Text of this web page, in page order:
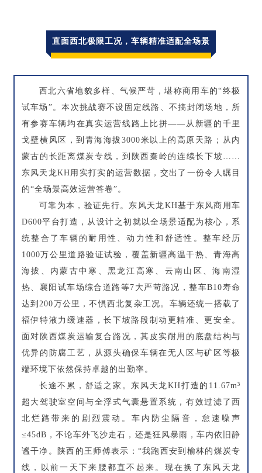
直面西北极限工况，车辆精准适配全场景
西北六省地貌多样、气候严苛，堪称商用车的“终极
试车场”。本次挑战赛不设固定线路、不搞封闭场地，所
有参赛车辆均在真实运营线路上比拼——从新疆的千里
戈壁横风区，到青海海拔3000米以上的高原天路；从内
蒙古的长距离煤炭专线，到陕西秦岭的连续长下坡……
东风天龙KH用实打实的运营数据，交出了一份令人瞩目
的“全场景高效运营答卷”。
可靠为本，验证先行。东风天龙KH基于东风商用车
D600平台打造，从设计之初就以全场景适配为核心，系
统整合了车辆的耐用性、动力性和舒适性。整车经历
1000万公里道路验证试验，覆盖新疆高温干热、青海高
海拔、内蒙古中寒、黑龙江高寒、云南山区、海南湿
热、襄阳试车场综合道路等7大严苛路况，整车B10寿命
达到200万公里，不惧西北复杂工况。车辆还统一搭载了
福伊特液力缓速器，长下坡路段制动更精准、更安全。
面对陕西煤炭运输复合路况，其皮实耐用的底盘结构与
优异的防腐工艺，从源头确保车辆在无人区与矿区等极
端环境下依然保持卓越的出勤率。
长途不累，舒适之家。东风天龙KH打造的11.67m³
超大驾驶室空间与全浮式气囊悬置系统，有效过滤了西
北烂路带来的剧烈震动。车内防尘隔音，怠速噪声
≤45dB，不论车外飞沙走石，还是狂风暴雨，车内依旧静
谧干净。陕西的王师傅表示：“我跑西安到榆林的煤炭专
线，以前一天下来腰都直不起来。现在换了东风天龙